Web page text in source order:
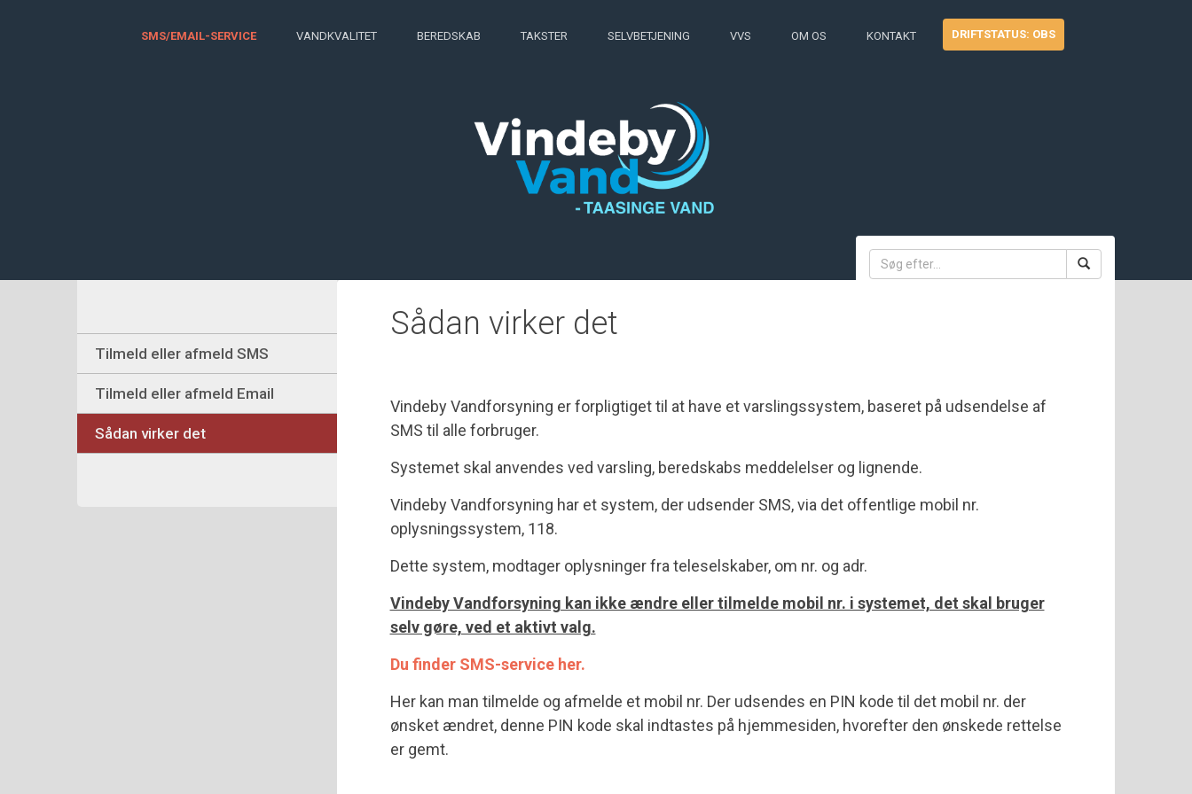
SMS/EMAIL-SERVICE VANDKVALITET BEREDSKAB TAKSTER SELVBETJENING VVS OM OS KONTAKT DRIFTSTATUS: OBS
Tilmeld eller afmeld SMS
Tilmeld eller afmeld Email
Sådan virker det
Sådan virker det
Vindeby Vandforsyning er forpligtiget til at have et varslingssystem, baseret på udsendelse af
SMS til alle forbruger.
Systemet skal anvendes ved varsling, beredskabs meddelelser og lignende.
Vindeby Vandforsyning har et system, der udsender SMS, via det offentlige mobil nr.
oplysningssystem, 118.
Dette system, modtager oplysninger fra teleselskaber, om nr. og adr.
Vindeby Vandforsyning kan ikke ændre eller tilmelde mobil nr. i systemet, det skal bruger
selv gøre, ved et aktivt valg.
Du finder SMS-service her.
Her kan man tilmelde og afmelde et mobil nr. Der udsendes en PIN kode til det mobil nr. der
ønsket ændret, denne PIN kode skal indtastes på hjemmesiden, hvorefter den ønskede rettelse
er gemt.